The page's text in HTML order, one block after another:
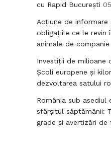
cu Rapid București
Acțiune de
obligațiile ce le revin
animale de companie
Investiții de milioane
Școli europene și
dezvoltarea satului
România sub
sfârșitul săptămânii:
grade și avertizări de